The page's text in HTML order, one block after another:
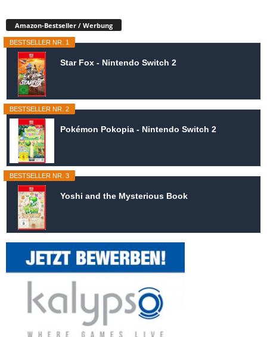
Amazon-Bestseller / Werbung
BESTSELLER NR. 1
Star Fox - Nintendo Switch 2
BESTSELLER NR. 2
Pokémon Pokopia - Nintendo Switch 2
BESTSELLER NR. 3
Yoshi and the Mysterious Book